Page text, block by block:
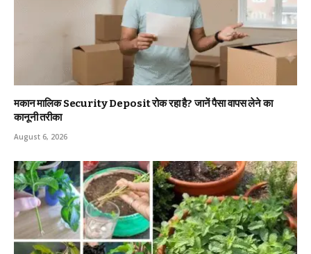
मकान मालिक Security Deposit रोक रहा है? जानें पैसा वापस लेने का
कानूनी तरीका
August 6, 2026